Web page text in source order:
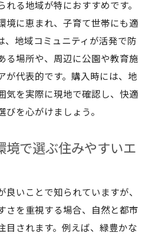
れる地域が特におすすめです。
境に恵まれ、子育て世帯にも適
、地域コミュニティが活発で防
る場所や、周辺に公園や教育施
が代表的です。購入時には、地
気を実際に現地で確認し、快適
を心がけましょう。
境で選ぶ住みやすいエ
良いことで知られていますが、
さを重視する場合、自然と都市
目されます。例えば、緑豊かな